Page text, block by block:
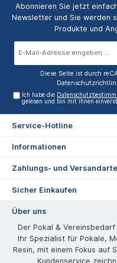
Abonnieren Sie jetzt
Newsletter und Sie werden
Produkte und
Diese Seite ist durch
Ich habe die
gelesen und bin mit ihnen
Service-Hotline
Informationen
Zahlungs- und
Sicher Einkaufen
Über uns
Der Pokal &
Ihr Spezialist für Pokale,
Resin, mit einem Fokus auf
Kundenservice